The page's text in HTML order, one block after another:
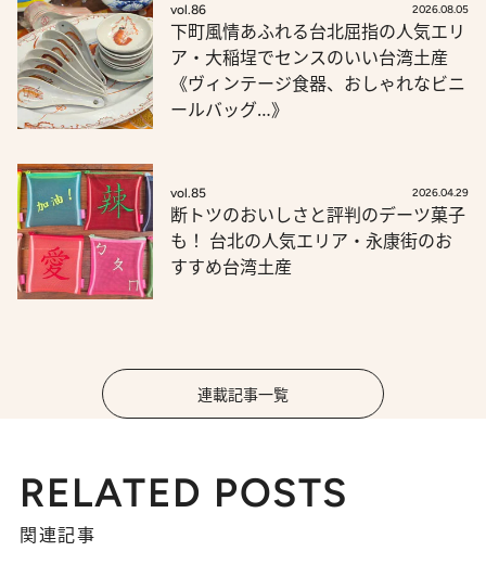
vol.86 2026.08.05
下町風情あふれる台北屈指の人気エリ
ア・大稲埕でセンスのいい台湾土産
《ヴィンテージ食器、おしゃれなビニ
ールバッグ…》
vol.85 2026.04.29
断トツのおいしさと評判のデーツ菓子
も！ 台北の人気エリア・永康街のお
すすめ台湾土産
連載記事一覧
RELATED POSTS
関連記事